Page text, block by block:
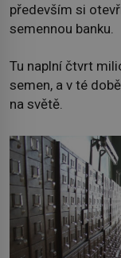
především si
semennou banku.
Tu naplní čtvrt
semen, a v té
na světě.